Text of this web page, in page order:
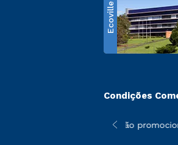
Ecoville
Condições
sofrer alterações nos
*A condição promocional